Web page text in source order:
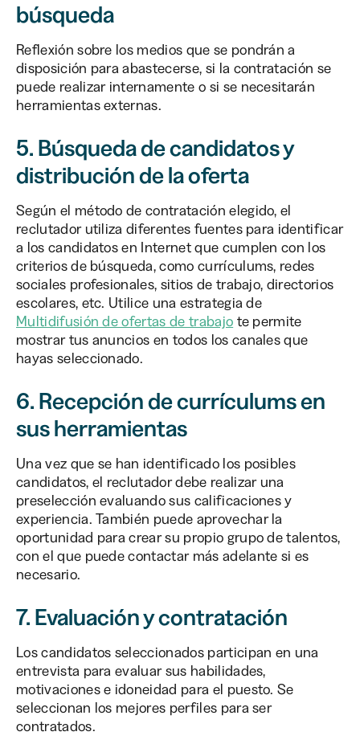
búsqueda
Reflexión sobre los medios que se pondrán a
disposición para abastecerse, si la contratación se
puede realizar internamente o si se necesitarán
herramientas externas.
5. Búsqueda de candidatos y
distribución de la oferta
Según el método de contratación elegido, el
reclutador utiliza diferentes fuentes para identificar
a los candidatos en Internet que cumplen con los
criterios de búsqueda, como currículums, redes
sociales profesionales, sitios de trabajo, directorios
escolares, etc. Utilice una estrategia de
Multidifusión de ofertas de trabajo te permite
mostrar tus anuncios en todos los canales que
hayas seleccionado.
6. Recepción de currículums en
sus herramientas
Una vez que se han identificado los posibles
candidatos, el reclutador debe realizar una
preselección evaluando sus calificaciones y
experiencia. También puede aprovechar la
oportunidad para crear su propio grupo de talentos,
con el que puede contactar más adelante si es
necesario.
7. Evaluación y contratación
Los candidatos seleccionados participan en una
entrevista para evaluar sus habilidades,
motivaciones e idoneidad para el puesto. Se
seleccionan los mejores perfiles para ser
contratados.